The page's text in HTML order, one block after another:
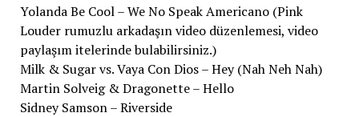
Yolanda Be Cool – We No Speak Americano (Pink
Louder rumuzlu arkadaşın video düzenlemesi, video
paylaşım itelerinde bulabilirsiniz.)
Milk & Sugar vs. Vaya Con Dios – Hey (Nah Neh Nah)
Martin Solveig & Dragonette – Hello
Sidney Samson – Riverside